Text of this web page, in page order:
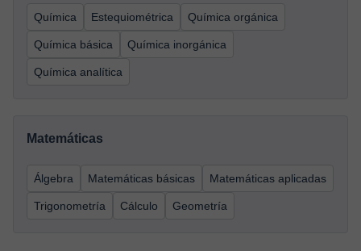
Química Estequiométrica Química orgánica
Química básica Química inorgánica
Química analítica
Matemáticas
Álgebra Matemáticas básicas Matemáticas aplicadas
Trigonometría Cálculo Geometría